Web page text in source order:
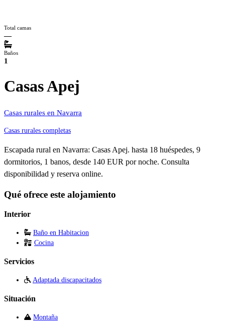
Total camas
—
Baños
1
Casas Apej
Casas rurales en Navarra
Casas rurales completas
Escapada rural en Navarra: Casas Apej. hasta 18 huéspedes, 9
dormitorios, 1 banos, desde 140 EUR por noche. Consulta
disponibilidad y reserva online.
Qué ofrece este alojamiento
Interior
Baño en Habitacion
Cocina
Servicios
Adaptada discapacitados
Situación
Montaña